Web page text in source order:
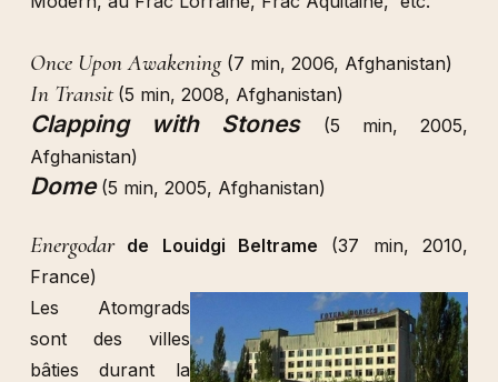
Once Upon Awakening(7 min, 2006, Afghanistan)
In Transit (5 min, 2008, Afghanistan)
Clapping with Stones(5 min, 2005,
Afghanistan)
Dome(5 min, 2005, Afghanistan)
Energodarde Louidgi Beltrame (37 min, 2010,
France)
Les Atomgrads
sont des villes
bâties durant la